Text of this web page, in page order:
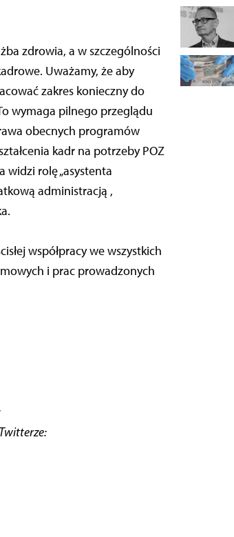
zdrowia, a w szczególności
Uważamy, że aby
zakres konieczny do
wymaga pilnego przeglądu
obecnych programów
kadr na potrzeby POZ
widzi rolę „asystenta
administracją ,
współpracy we wszystkich
i prac prowadzonych